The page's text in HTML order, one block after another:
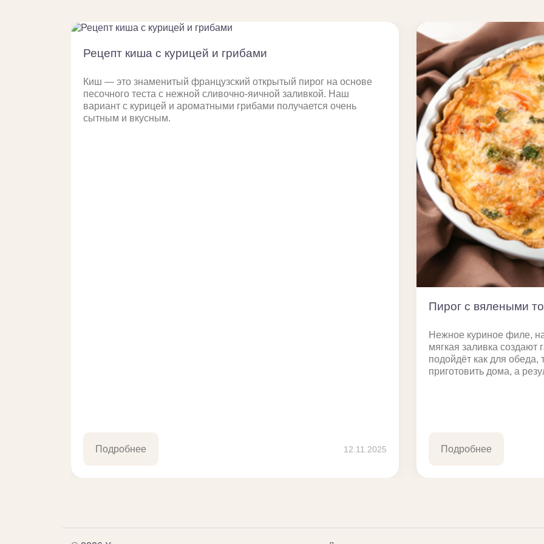
Рецепт киша с курицей и грибами
Киш — это знаменитый французский открытый пирог на основе
песочного теста с нежной сливочно-яичной заливкой. Наш
вариант с курицей и ароматными грибами получается очень
сытным и вкусным.
Подробнее 12.11.2025
Пирог с вялеными
Нежное куриное филе,
мягкая заливка создают
подойдёт как для обеда,
приготовить дома, а
Подробнее